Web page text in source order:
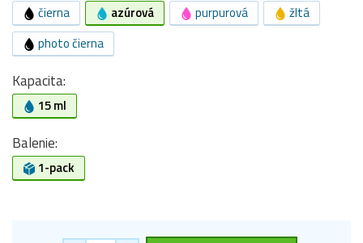
čierna azúrová purpurová
žltá
photo čierna
Kapacita:
15 ml
Balenie:
1-pack